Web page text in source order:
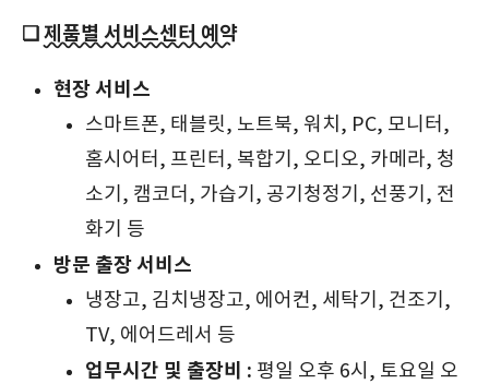
❏제품별 서비스센터 예약
현장 서비스
스마트폰, 태블릿, 노트북, 워치, PC, 모니터,
홈시어터, 프린터, 복합기, 오디오, 카메라, 청
소기, 캠코더, 가습기, 공기청정기, 선풍기, 전
화기 등
방문 출장 서비스
냉장고, 김치냉장고, 에어컨, 세탁기, 건조기,
TV, 에어드레서 등
업무시간 및 출장비 : 평일 오후 6시, 토요일 오